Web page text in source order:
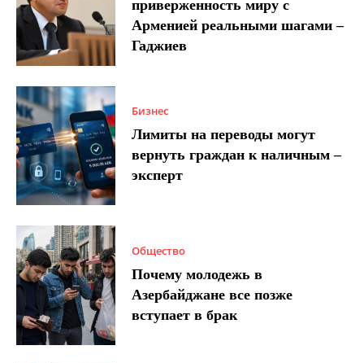
приверженность миру с
Арменией реальными шагами –
Гаджиев
Бизнес
Лимиты на переводы могут
вернуть граждан к наличным –
эксперт
Общество
Почему молодежь в
Азербайджане все позже
вступает в брак